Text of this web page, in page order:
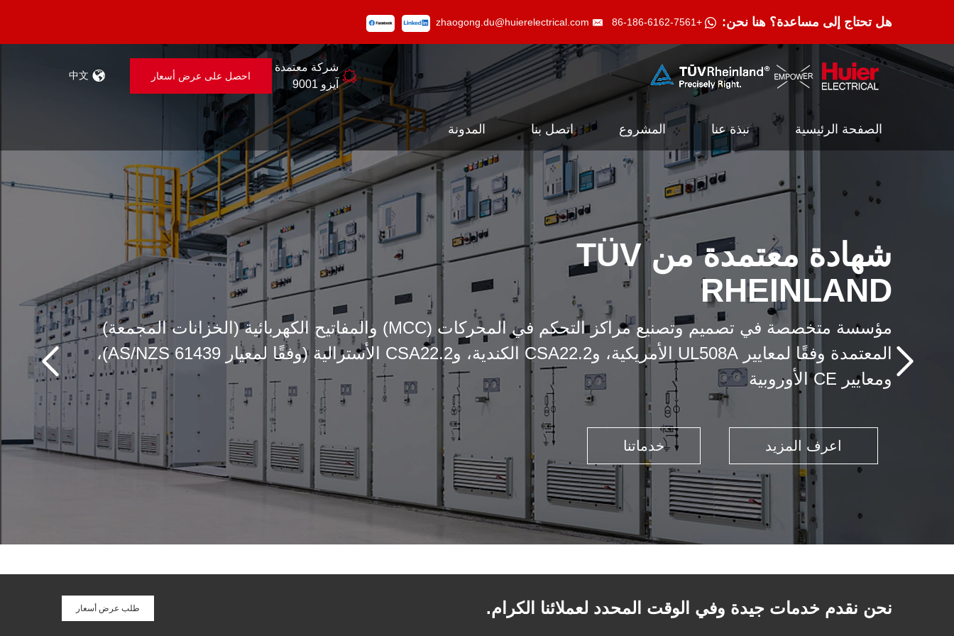
هل تحتاج إلى مساعدة؟ هنا نحن: +86-186-6162-7561
zhaogong.du@huierelectrical.com
شركة معتمدة
آيزو 9001
احصل على عرض أسعار
الصفحة الرئيسية نبذة عنا المشروع اتصل بنا المدونة
شهادة معتمدة من TÜV
RHEINLAND
مؤسسة متخصصة في تصميم وتصنيع مراكز التحكم في المحركات (MCC) والمفاتيح الكهربائية (الخزانات المجمعة)
المعتمدة وفقًا لمعايير UL508A الأمريكية، وCSA22.2 الكندية، وCSA22.2 الأسترالية (وفقًا لمعيار AS/NZS 61439)،
ومعايير CE الأوروبية
اعرف المزيد خدماتنا
نحن نقدم خدمات جيدة وفي الوقت المحدد لعملائنا الكرام. طلب عرض أسعار